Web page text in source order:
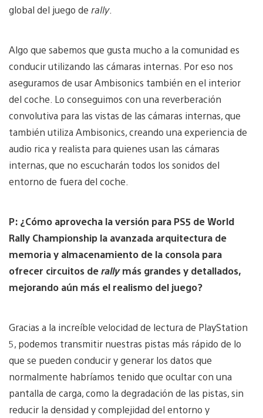
global del juego de rally.
Algo que sabemos que gusta mucho a la comunidad es
conducir utilizando las cámaras internas. Por eso nos
aseguramos de usar Ambisonics también en el interior
del coche. Lo conseguimos con una reverberación
convolutiva para las vistas de las cámaras internas, que
también utiliza Ambisonics, creando una experiencia de
audio rica y realista para quienes usan las cámaras
internas, que no escucharán todos los sonidos del
entorno de fuera del coche.
P: ¿Cómo aprovecha la versión para PS5 de World
Rally Championship la avanzada arquitectura de
memoria y almacenamiento de la consola para
ofrecer circuitos derallymás grandes y detallados,
mejorando aún más el realismo del juego?
Gracias a la increíble velocidad de lectura de PlayStation
5, podemos transmitir nuestras pistas más rápido de lo
que se pueden conducir y generar los datos que
normalmente habríamos tenido que ocultar con una
pantalla de carga, como la degradación de las pistas, sin
reducir la densidad y complejidad del entorno y